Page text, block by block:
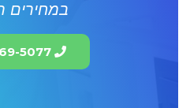
במחירים
5077